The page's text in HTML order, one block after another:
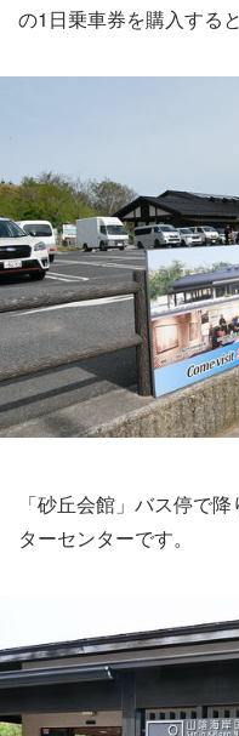
の1日乗車券を購入する
「砂丘会館」バス停で
ターセンターです。